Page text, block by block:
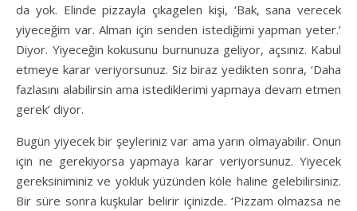
da yok. Elinde pizzayla çıkagelen kişi, ‘Bak, sana verecek
yiyeceğim var. Alman için senden istediğimi yapman yeter.’
Diyor. Yiyeceğin kokusunu burnunuza geliyor, açsınız. Kabul
etmeye karar veriyorsunuz. Siz biraz yedikten sonra, ‘Daha
fazlasını alabilirsin ama istediklerimi yapmaya devam etmen
gerek’ diyor.
Bugün yiyecek bir şeyleriniz var ama yarın olmayabilir. Onun
için ne gerekiyorsa yapmaya karar veriyorsunuz. Yiyecek
gereksiniminiz ve yokluk yüzünden köle haline gelebilirsiniz.
Bir süre sonra kuşkular belirir içinizde. ‘Pizzam olmazsa ne